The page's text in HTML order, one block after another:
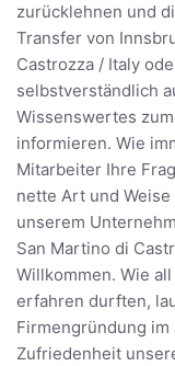
zurücklehnen und
Transfer von
Castrozza / Italy
selbstverständlich
Wissenswertes
informieren. Wie
Mitarbeiter Ihre
nette Art und
unserem
San Martino di
Willkommen. Wie
erfahren durften,
Firmengründung
Zufriedenheit